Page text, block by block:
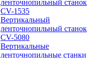
ленточнопильный станок
CV-1535
Вертикальный
ленточнопильный станок
CV-5080
Вертикальные
ленточнопильные станки